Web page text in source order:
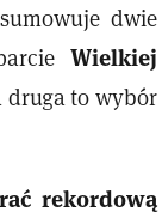
dwie
Wielkiej
druga to wybór
rekordową